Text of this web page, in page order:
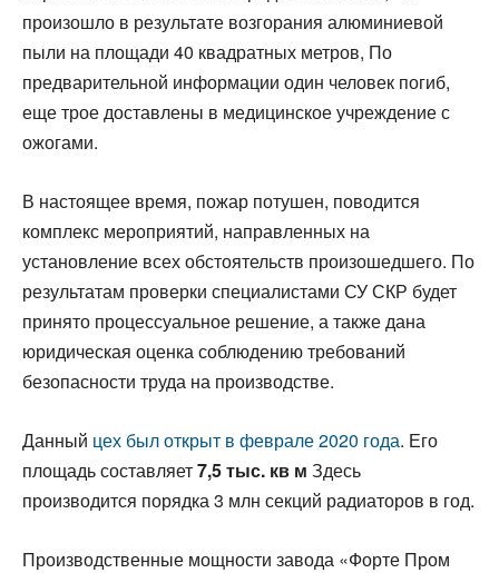
произошло в результате возгорания алюминиевой
пыли на площади 40 квадратных метров, По
предварительной информации один человек погиб,
еще трое доставлены в медицинское учреждение с
ожогами.
В настоящее время, пожар потушен, поводится
комплекс мероприятий, направленных на
установление всех обстоятельств произошедшего. По
результатам проверки специалистами СУ СКР будет
принято процессуальное решение, а также дана
юридическая оценка соблюдению требований
безопасности труда на производстве.
Данный цех был открыт в феврале 2020 года. Его
площадь составляет7,5 тыс. кв м Здесь
производится порядка 3 млн секций радиаторов в год.
Производственные мощности завода «Форте Пром